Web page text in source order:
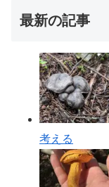
最新の記事
考える